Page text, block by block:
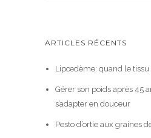
ARTICLES RÉCENTS
Lipœdème: quand le tissu
Gérer son poids après 45
s’adapter en douceur
Pesto d’ortie aux graines